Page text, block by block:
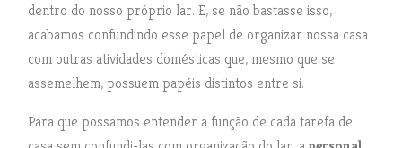
dentro do nosso próprio lar. E, se não bastasse isso,
acabamos confundindo esse papel de organizar nossa casa
com outras atividades domésticas que, mesmo que se
assemelhem, possuem papéis distintos entre si.
Para que possamos entender a função de cada tarefa de